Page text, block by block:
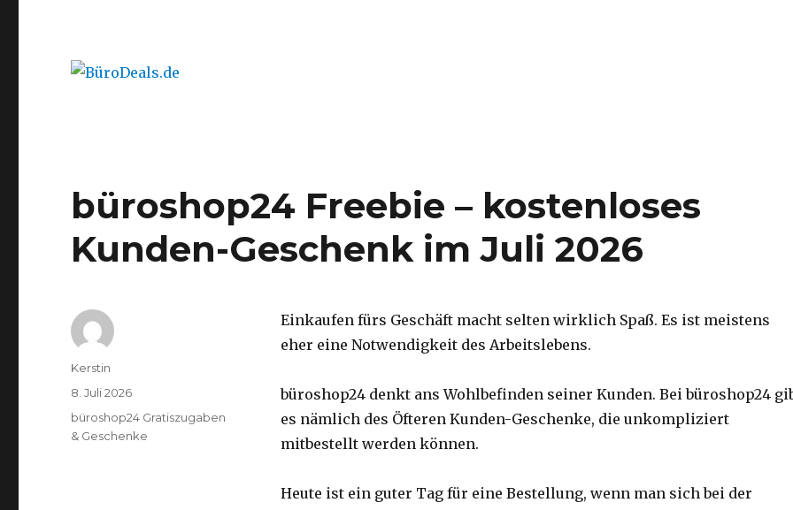
büroshop24 Freebie – kostenloses
Kunden-Geschenk im Juli 2026
Einkaufen fürs Geschäft macht selten wirklich Spaß. Es ist meistens
eher eine Notwendigkeit des Arbeitslebens.
büroshop24 denkt ans Wohlbefinden seiner Kunden. Bei büroshop24
es nämlich des Öfteren Kunden-Geschenke, die unkompliziert
mitbestellt werden können.
Heute ist ein guter Tag für eine Bestellung, wenn man sich bei der
Autor
Kerstin
Veröffentlicht
am
8. Juli 2026
Kategorien
büroshop24 Gratiszugaben
& Geschenke